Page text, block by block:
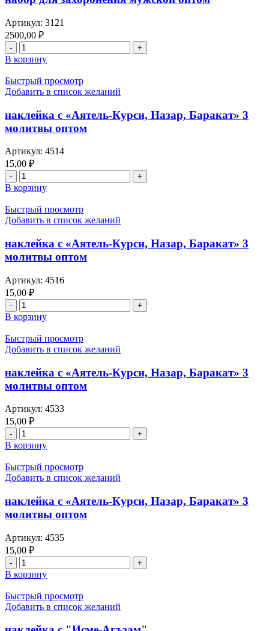
Артикул: 3121
2500,00 ₽
В корзину
Быстрый просмотр
Добавить в список желаний
наклейка с «Аятель-Курси, Назар, Баракат» 3
молитвы оптом
Артикул: 4514
15,00 ₽
В корзину
Быстрый просмотр
Добавить в список желаний
наклейка с «Аятель-Курси, Назар, Баракат» 3
молитвы оптом
Артикул: 4516
15,00 ₽
В корзину
Быстрый просмотр
Добавить в список желаний
наклейка с «Аятель-Курси, Назар, Баракат» 3
молитвы оптом
Артикул: 4533
15,00 ₽
В корзину
Быстрый просмотр
Добавить в список желаний
наклейка с «Аятель-Курси, Назар, Баракат» 3
молитвы оптом
Артикул: 4535
15,00 ₽
В корзину
Быстрый просмотр
Добавить в список желаний